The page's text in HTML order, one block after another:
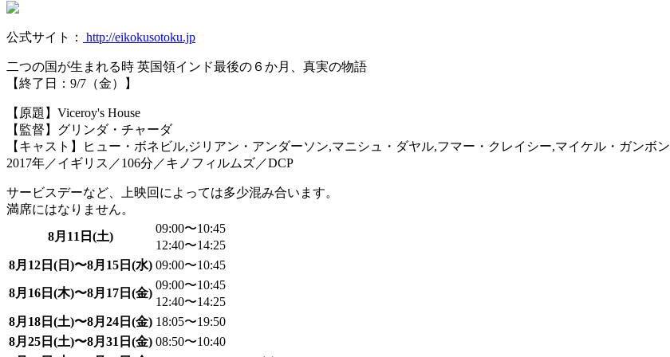
公式サイト： http://eikokusotoku.jp
二つの国が生まれる時 英国領インド最後の６か月、真実の物語
【終了日：9/7（金）】
【原題】Viceroy's House
【監督】グリンダ・チャーダ
【キャスト】ヒュー・ボネビル,ジリアン・アンダーソン,マニシュ・ダヤル,フマー・クレイシー,マイケル・ガンボン
2017年／イギリス／106分／キノフィルムズ／DCP
サービスデーなど、上映回によっては多少混み合います。
満席にはなりません。
8月11日(土)
09:00〜10:45
12:40〜14:25
8月12日(日)〜8月15日(水) 09:00〜10:45
8月16日(木)〜8月17日(金)
09:00〜10:45
12:40〜14:25
8月18日(土)〜8月24日(金) 18:05〜19:50
8月25日(土)〜8月31日(金) 08:50〜10:40